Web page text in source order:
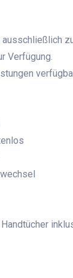
ausschließlich
Verfügung.